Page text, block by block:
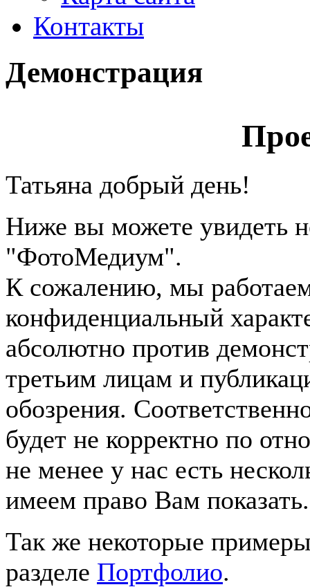
Контакты
Демонстрация
Татьяна добрый день!
Ниже вы можете увидеть
"ФотоМедиум".
К сожалению, мы
конфиденциальный
абсолютно против
третьим лицам и
обозрения.
будет не корректно по
не менее у нас есть
имеем право Вам
Так же некоторые
разделе Портфолио.